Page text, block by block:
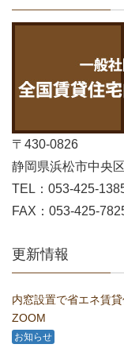
〒430-0826
静岡県浜松市中央
TEL：053-425-
FAX：053-425-
更新情報
内窓設置で省エネ賃
ZOOM
お知らせ